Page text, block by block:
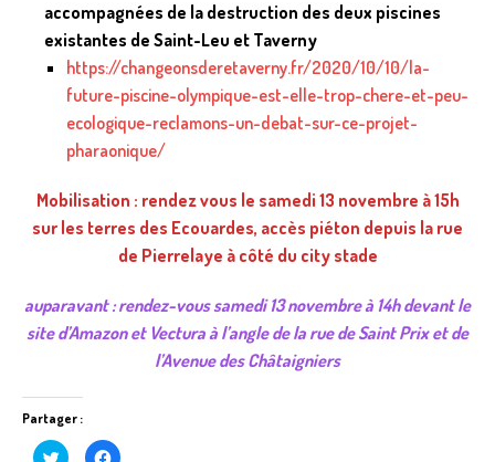
accompagnées de la destruction des deux piscines
existantes de Saint-Leu et Taverny
https://changeonsderetaverny.fr/2020/10/10/la-
future-piscine-olympique-est-elle-trop-chere-et-peu-
ecologique-reclamons-un-debat-sur-ce-projet-
pharaonique/
Mobilisation : rendez vous le samedi 13 novembre à 15h
sur les terres des Ecouardes, accès piéton depuis la rue
de Pierrelaye à côté du city stade
auparavant : rendez-vous samedi 13 novembre à 14h devant le
site d’Amazon et Vectura à l’angle de la rue de Saint Prix et de
l’Avenue des Châtaigniers
Partager :
C C